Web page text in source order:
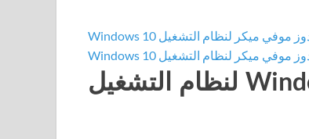
متطلبات نظام Windows Movie Maker لنظام التشغيل